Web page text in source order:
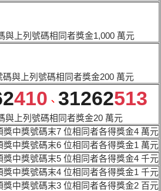
與上列號碼相同者獎金1,000 萬元
與上列號碼相同者獎金200 萬元
410 、 31262513
與上列號碼相同者獎金20 萬元
中獎號碼末7 位相同者各得獎金4 萬元
中獎號碼末6 位相同者各得獎金1 萬元
中獎號碼末5 位相同者各得獎金4 千元
中獎號碼末4 位相同者各得獎金1 千元
中獎號碼末3 位相同者各得獎金2 百元